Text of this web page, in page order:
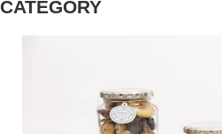
CATEGORY